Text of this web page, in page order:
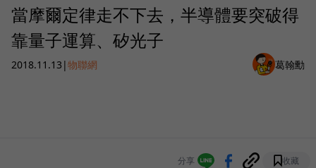
當摩爾定律走不下去，半導體要突破得
靠量子運算、矽光子
2018.11.13 |物聯網 葛翰勳
分享 收藏